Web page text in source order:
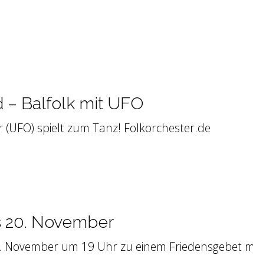
– Balfolk mit UFO
spielt zum Tanz! Folkorchester.de
20. November
um 19 Uhr zu einem Friedensgebet